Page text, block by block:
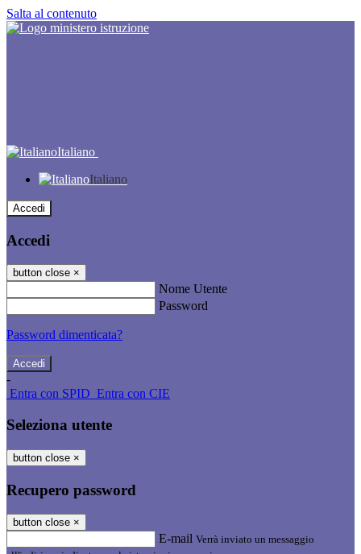
Salta al contenuto
Italiano
Italiano
Accedi
Accedi
button close ×
Nome Utente
Password
Password dimenticata?
-
Entra con SPID Entra con CIE
Seleziona utente
button close ×
Recupero password
button close ×
E-mail Verrà inviato un messaggio